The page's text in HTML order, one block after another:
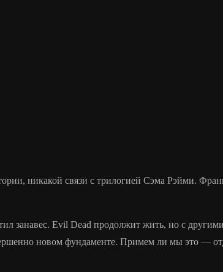
никакой связи с трилогией Сэма Рэйми.
занавес. Evil Dead продолжит жить, но с
новом фундаменте. Примем ли мы это —